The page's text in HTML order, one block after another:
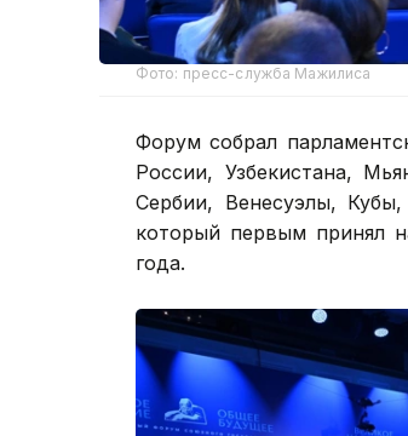
Фото: пресс-служба Мажилиса
Форум собрал
России, Узбекистана,
Сербии, Венесуэлы,
который первым принял
года.